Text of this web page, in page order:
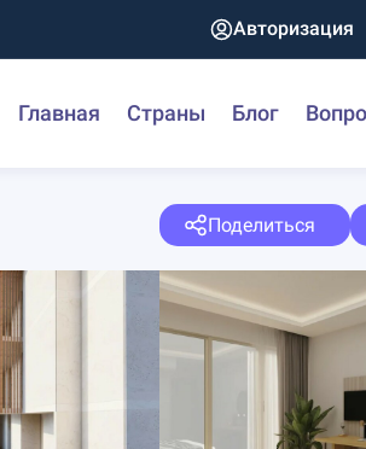
Авторизация
Главная Страны Блог
Поделиться